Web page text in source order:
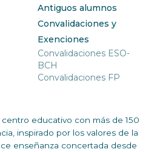
Antiguos alumnos
Convalidaciones y
Exenciones
Convalidaciones ESO-
BCH
Convalidaciones FP
centro educativo con más de 150
inspirado por los valores de la
enseñanza concertada desde